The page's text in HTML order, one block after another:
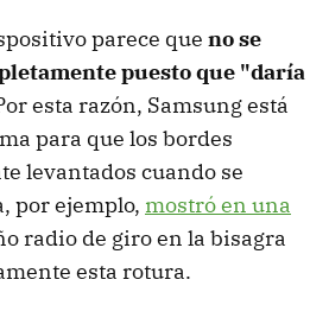
parece que no se
puesto que "daría
esta razón, Samsung está
para que los bordes
levantados cuando se
por ejemplo, mostró en una
radio de giro en la bisagra
esta rotura.